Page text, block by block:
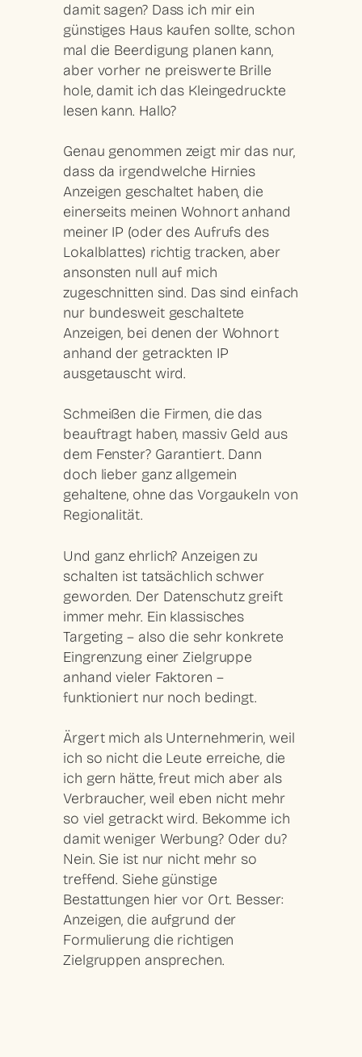
damit sagen? Dass ich mir ein
günstiges Haus kaufen sollte, schon
mal die Beerdigung planen kann,
aber vorher ne preiswerte Brille
hole, damit ich das Kleingedruckte
lesen kann. Hallo?
Genau genommen zeigt mir das nur,
dass da irgendwelche Hirnies
Anzeigen geschaltet haben, die
einerseits meinen Wohnort anhand
meiner IP (oder des Aufrufs des
Lokalblattes) richtig tracken, aber
ansonsten null auf mich
zugeschnitten sind. Das sind einfach
nur bundesweit geschaltete
Anzeigen, bei denen der Wohnort
anhand der getrackten IP
ausgetauscht wird.
Schmeißen die Firmen, die das
beauftragt haben, massiv Geld aus
dem Fenster? Garantiert. Dann
doch lieber ganz allgemein
gehaltene, ohne das Vorgaukeln von
Regionalität.
Und ganz ehrlich?Anzeigen zu
schalten ist tatsächlich schwer
geworden. Der Datenschutz greift
immer mehr. Ein klassisches
Targeting – also die sehr konkrete
Eingrenzung einer Zielgruppe
anhand vieler Faktoren –
funktioniert nur noch bedingt.
Ärgert mich als Unternehmerin, weil
ich so nicht die Leute erreiche, die
ich gern hätte, freut mich aber als
Verbraucher, weil eben nicht mehr
so viel getrackt wird. Bekomme ich
damit weniger Werbung? Oder du?
Nein. Sie ist nur nicht mehr so
treffend. Siehe günstige
Bestattungen hier vor Ort. Besser:
Anzeigen, die aufgrund der
Formulierung die richtigen
Zielgruppen ansprechen.